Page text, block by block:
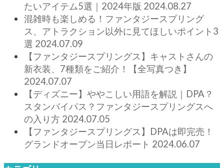
たいアイテム5選｜2024年版 2024.08.27
混雑時も楽しめる！ファンタジースプリング
ス、アトラクション以外に見てほしいポイント3
選 2024.07.09
【ファンタジースプリングス】キャストさんの
新衣装、7種類をご紹介！【全写真つき】
2024.07.07
【ディズニー】ややこしい用語を解説｜DPA？
スタンバイパス？ファンタジースプリングスへ
の入り方 2024.07.05
【ファンタジースプリングス】DPAは即完売！
グランドオープン当日レポート 2024.06.07